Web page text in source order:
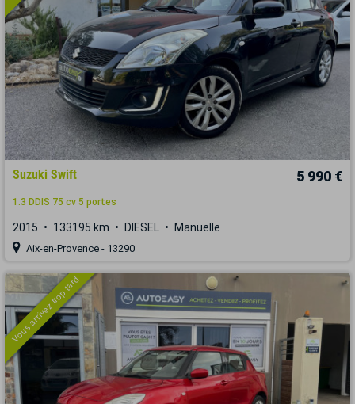
Suzuki Swift 5 990 €
1.3 DDIS 75 cv 5 portes
2015 133195 km DIESEL Manuelle
Aix-en-Provence - 13290
Vous arrivez trop tard